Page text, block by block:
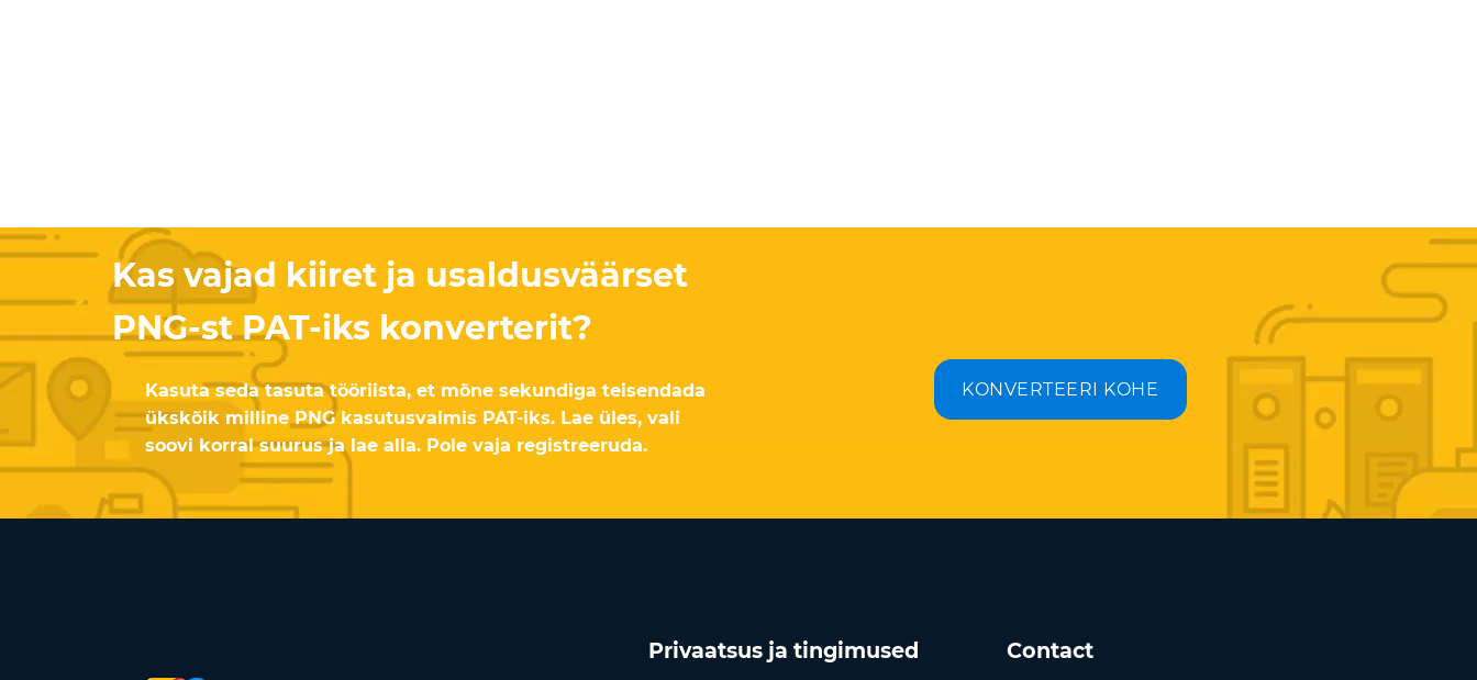
Kas vajad kiiret ja usaldusväärset
PNG-st PAT-iks konverterit?
Kasuta seda tasuta tööriista, et mõne sekundiga teisendada
ükskõik milline PNG kasutusvalmis PAT-iks. Lae üles, vali
soovi korral suurus ja lae alla. Pole vaja registreeruda.
KONVERTEERI KOHE
Privaatsus ja tingimused Contact